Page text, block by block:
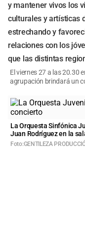
y mantener vivos los
culturales y artísticas
estrechando y
relaciones con los
que las distintas
El viernes 27 a las 20.30
agrupación brindará un
La Orquesta Sinfónica
Juan Rodríguez en la
Foto:GENTILEZA